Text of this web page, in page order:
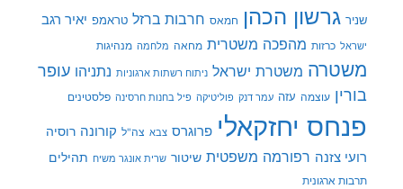
שניר גרשון הכהן חמאס חרבות ברזל טראמפ יאיר רגב
ישראל כרזות מהפכה משטרית מחאה מלחמה מנהיגות
משטרה משטרת ישראל ניתוח רשתות ארגוניות נתניהו עופר
בורין עוצמה עזה עמר דנק פוליטיקה פיל בחנות חרסינה פלסטינים
פנחס יחזקאלי פרוגרס צבא צה"ל קורונה רוסיה
רועי צזנה רפורמה משפטית שיטור שרית אונגר משיח תהילים
תרבות ארגונית